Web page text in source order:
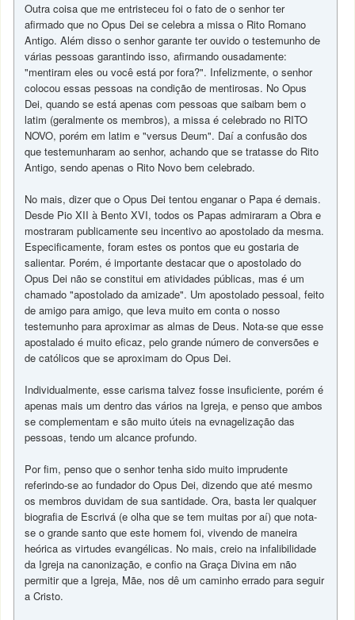
Outra coisa que me entristeceu foi o fato de o senhor ter
afirmado que no Opus Dei se celebra a missa o Rito Romano
Antigo. Além disso o senhor garante ter ouvido o testemunho de
várias pessoas garantindo isso, afirmando ousadamente:
"mentiram eles ou você está por fora?". Infelizmente, o senhor
colocou essas pessoas na condição de mentirosas. No Opus
Dei, quando se está apenas com pessoas que saibam bem o
latim (geralmente os membros), a missa é celebrado no RITO
NOVO, porém em latim e "versus Deum". Daí a confusão dos
que testemunharam ao senhor, achando que se tratasse do Rito
Antigo, sendo apenas o Rito Novo bem celebrado.
No mais, dizer que o Opus Dei tentou enganar o Papa é demais.
Desde Pio XII à Bento XVI, todos os Papas admiraram a Obra e
mostraram publicamente seu incentivo ao apostolado da mesma.
Especificamente, foram estes os pontos que eu gostaria de
salientar. Porém, é importante destacar que o apostolado do
Opus Dei não se constitui em atividades públicas, mas é um
chamado "apostolado da amizade". Um apostolado pessoal, feito
de amigo para amigo, que leva muito em conta o nosso
testemunho para aproximar as almas de Deus. Nota-se que esse
apostalado é muito eficaz, pelo grande número de conversões e
de católicos que se aproximam do Opus Dei.
Individualmente, esse carisma talvez fosse insuficiente, porém é
apenas mais um dentro das vários na Igreja, e penso que ambos
se complementam e são muito úteis na evnagelização das
pessoas, tendo um alcance profundo.
Por fim, penso que o senhor tenha sido muito imprudente
referindo-se ao fundador do Opus Dei, dizendo que até mesmo
os membros duvidam de sua santidade. Ora, basta ler qualquer
biografia de Escrivá (e olha que se tem muitas por aí) que nota-
se o grande santo que este homem foi, vivendo de maneira
heórica as virtudes evangélicas. No mais, creio na infalibilidade
da Igreja na canonização, e confio na Graça Divina em não
permitir que a Igreja, Mãe, nos dê um caminho errado para seguir
a Cristo.